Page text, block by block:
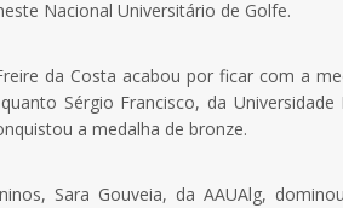
Nacional Universitário de Golfe.
da Costa acabou por ficar com a
Sérgio Francisco, da Universidade
a medalha de bronze.
Sara Gouveia, da AAUAlg,